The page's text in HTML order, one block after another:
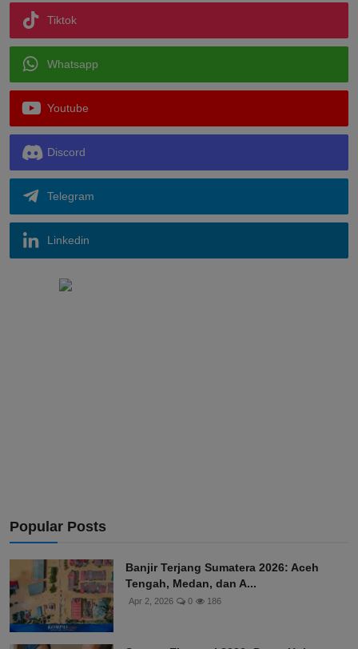
Tiktok
Whatsapp
Youtube
Discord
Telegram
Linkedin
Popular Posts
Banjir Terjang Sumatera 2026: Aceh
Tengah, Medan, dan A...
Apr 2, 2026 0 186